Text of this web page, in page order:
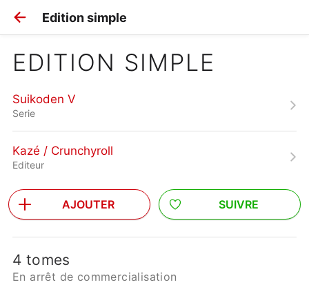
Edition simple
EDITION SIMPLE
Suikoden V
Serie
Kazé / Crunchyroll
Editeur
AJOUTER SUIVRE
4 tomes
En arrêt de commercialisation